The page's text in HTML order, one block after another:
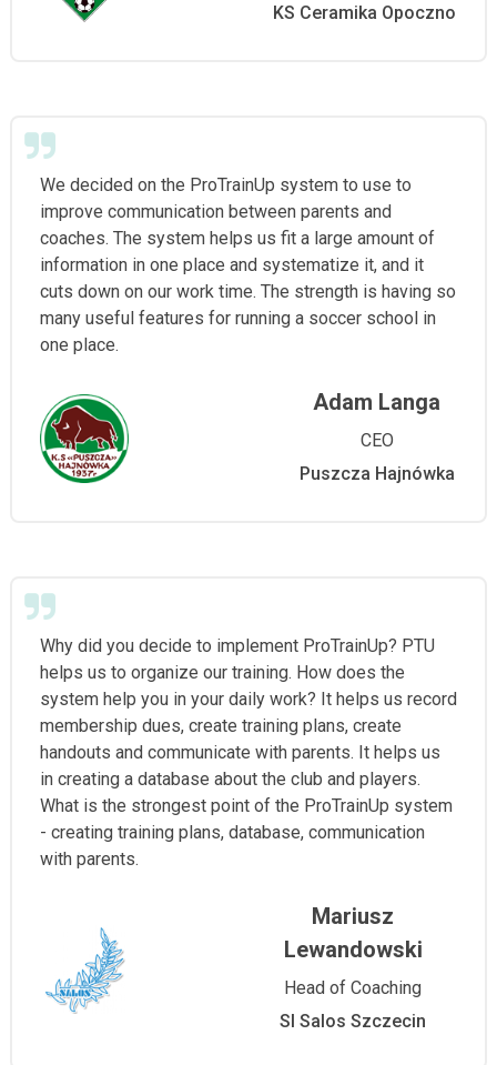
KS Ceramika Opoczno
We decided on the ProTrainUp system to use to
improve communication between parents and
coaches. The system helps us fit a large amount of
information in one place and systematize it, and it
cuts down on our work time. The strength is having so
many useful features for running a soccer school in
one place.
Adam Langa
CEO
Puszcza Hajnówka
Why did you decide to implement ProTrainUp? PTU
helps us to organize our training. How does the
system help you in your daily work? It helps us record
membership dues, create training plans, create
handouts and communicate with parents. It helps us
in creating a database about the club and players.
What is the strongest point of the ProTrainUp system
- creating training plans, database, communication
with parents.
Mariusz
Lewandowski
Head of Coaching
Sl Salos Szczecin